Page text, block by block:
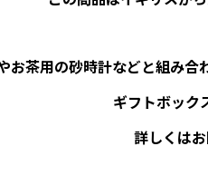
お茶用の砂時計などと組み
ギフトボック
詳しくは